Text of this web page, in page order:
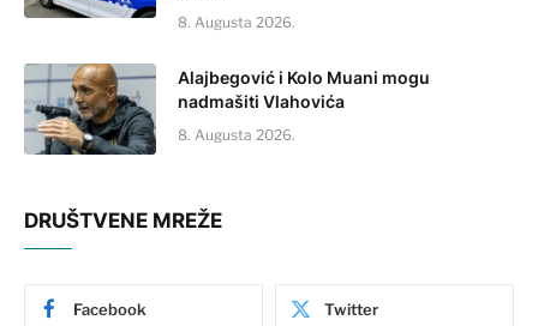
8. Augusta 2026.
Alajbegović i Kolo Muani mogu
nadmašiti Vlahovića
8. Augusta 2026.
DRUŠTVENE MREŽE
Facebook Twitter